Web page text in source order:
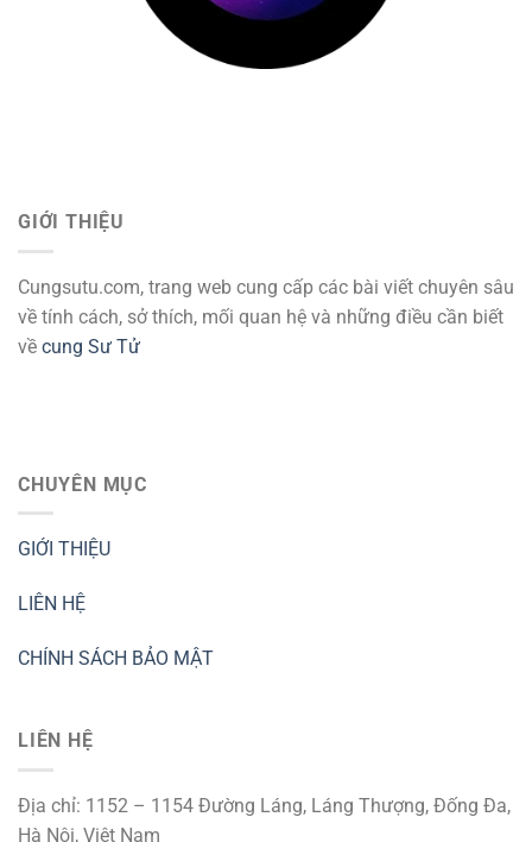
GIỚI THIỆU
Cungsutu.com, trang web cung cấp các bài viết chuyên sâu
về tính cách, sở thích, mối quan hệ và những điều cần biết
về cung Sư Tử
CHUYÊN MỤC
GIỚI THIỆU
LIÊN HỆ
CHÍNH SÁCH BẢO MẬT
LIÊN HỆ
Địa chỉ: 1152 – 1154 Đường Láng, Láng Thượng, Đống Đa,
Hà Nội, Việt Nam